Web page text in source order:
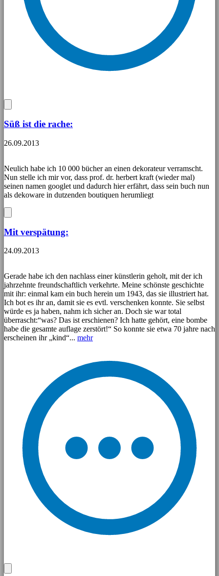
Süß ist die rache:
26.09.2013
Neulich habe ich 10 000 bücher an einen dekorateur verramscht.
Nun stelle ich mir vor, dass prof. dr. herbert kraft (wieder mal)
seinen namen googlet und dadurch hier erfährt, dass sein buch nun
als dekoware in dutzenden boutiquen herumliegt
Mit verspätung:
24.09.2013
Gerade habe ich den nachlass einer künstlerin geholt, mit der ich
jahrzehnte freundschaftlich verkehrte. Meine schönste geschichte
mit ihr: einmal kam ein buch herein um 1943, das sie illustriert hat.
Ich bot es ihr an, damit sie es evtl. verschenken konnte. Sie selbst
würde es ja haben, nahm ich sicher an. Doch sie war total
überrascht:“was? Das ist erschienen? Ich hatte gehört, eine bombe
habe die gesamte auflage zerstört!“ So konnte sie etwa 70 jahre nach
erscheinen ihr „kind“... mehr